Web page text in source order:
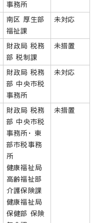
事務所
南区 厚生部
福祉課
未対応
財政局 税務
部 税制課
未措置
財政局 税務
部 中央市税
事務所
未対応
財政局 税務
部 中央市税
事務所・ 東
部市税事務
所
健康福祉局
高齢福祉部
介護保険課
健康福祉局
保健部 保険
未措置